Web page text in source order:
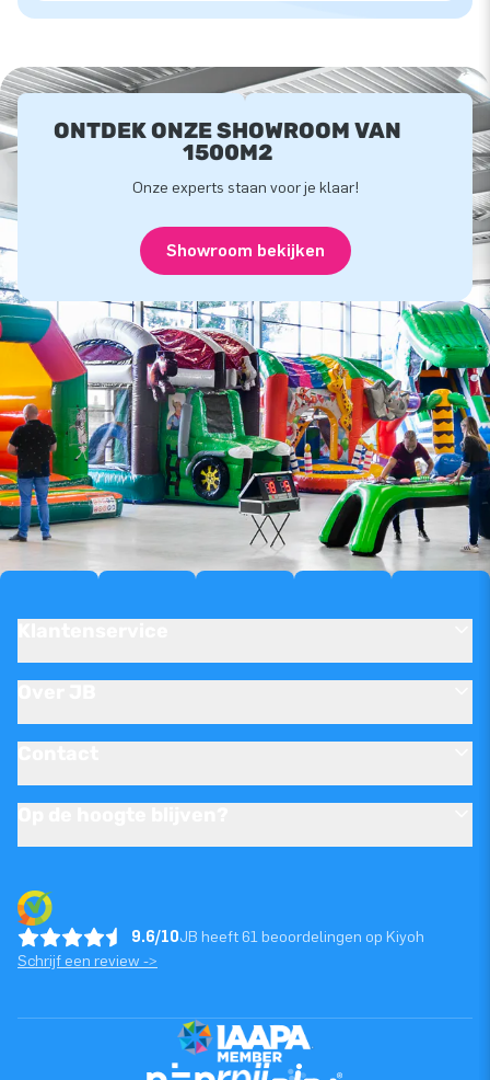
ONTDEK ONZE SHOWROOM VAN
1500M2
Onze experts staan voor je klaar!
Showroom bekijken
9.6/10JB heeft 61 beoordelingen op Kiyoh
Schrijf een review ->